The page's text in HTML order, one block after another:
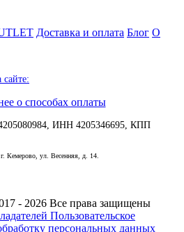
Доставка и оплата Блог О
сайте:
ИНН 4205346695, КПП
Кемерово, ул. Весенняя, д. 14.
- 2026 Все права защищены
Пользовательское
персональных данных